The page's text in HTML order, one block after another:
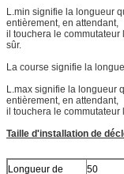
L.min signifie la longueur
entièrement, en attendant,
il touchera le commutateur
sûr.
La course signifie la
L.max signifie la longueur
entièrement, en attendant,
il touchera le commutateur
Taille d'installation de
Longueur de 50